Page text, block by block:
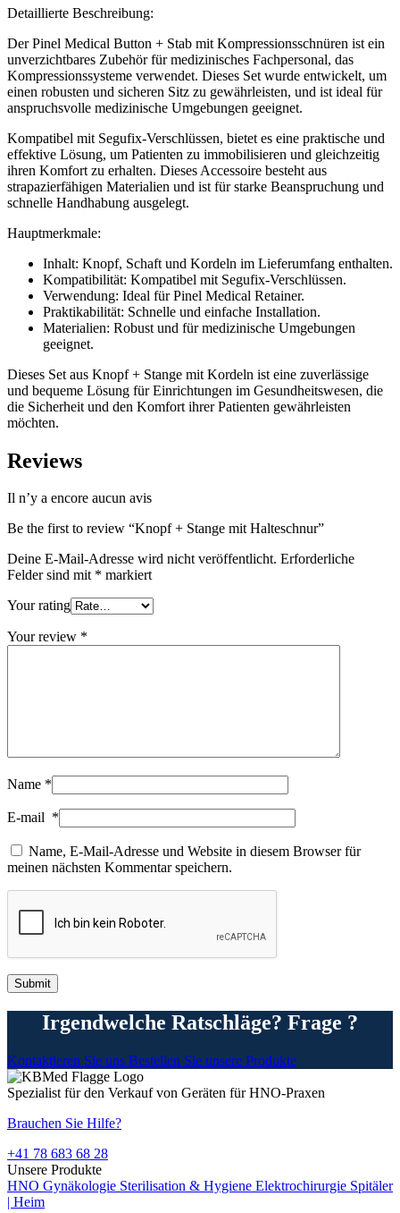
Detaillierte Beschreibung:
Der Pinel Medical Button + Stab mit Kompressionsschnüren ist ein
unverzichtbares Zubehör für medizinisches Fachpersonal, das
Kompressionssysteme verwendet. Dieses Set wurde entwickelt, um
einen robusten und sicheren Sitz zu gewährleisten, und ist ideal für
anspruchsvolle medizinische Umgebungen geeignet.
Kompatibel mit Segufix-Verschlüssen, bietet es eine praktische und
effektive Lösung, um Patienten zu immobilisieren und gleichzeitig
ihren Komfort zu erhalten. Dieses Accessoire besteht aus
strapazierfähigen Materialien und ist für starke Beanspruchung und
schnelle Handhabung ausgelegt.
Hauptmerkmale:
Inhalt: Knopf, Schaft und Kordeln im Lieferumfang enthalten.
Kompatibilität: Kompatibel mit Segufix-Verschlüssen.
Verwendung: Ideal für Pinel Medical Retainer.
Praktikabilität: Schnelle und einfache Installation.
Materialien: Robust und für medizinische Umgebungen
geeignet.
Dieses Set aus Knopf + Stange mit Kordeln ist eine zuverlässige
und bequeme Lösung für Einrichtungen im Gesundheitswesen, die
die Sicherheit und den Komfort ihrer Patienten gewährleisten
möchten.
Reviews
Il n’y a encore aucun avis
Be the first to review “Knopf + Stange mit Halteschnur”
Deine E-Mail-Adresse wird nicht veröffentlicht. Erforderliche
Felder sind mit * markiert
Your rating
Your review *
Name *
E-mail *
Name, E-Mail-Adresse und Website in diesem Browser für
meinen nächsten Kommentar speichern.
Irgendwelche Ratschläge? Frage ?
Kontaktieren Sie uns Bestellen Sie unsere Produkte
Spezialist für den Verkauf von Geräten für HNO-Praxen
Brauchen Sie Hilfe?
+41 78 683 68 28
Unsere Produkte
HNO Gynäkologie Sterilisation & Hygiene Elektrochirurgie Spitäler
| Heim